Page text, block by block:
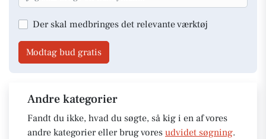
Der skal medbringes det relevante værktøj
Modtag bud gratis
Andre kategorier
Fandt du ikke, hvad du søgte, så kig i en af vores
andre kategorier eller brug vores udvidet søgning.